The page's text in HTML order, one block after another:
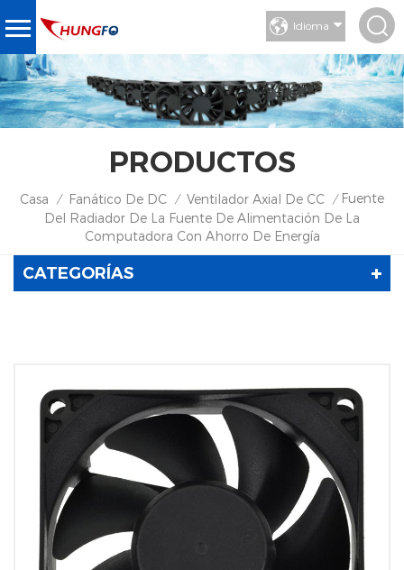
Idioma
PRODUCTOS
Casa / Fanático De DC / Ventilador Axial De CC / Fuente
Del Radiador De La Fuente De Alimentación De La
Computadora Con Ahorro De Energía
CATEGORÍAS